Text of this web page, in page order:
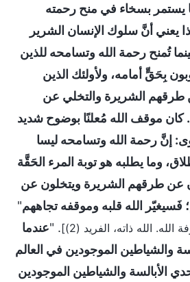
يستمر بسخاء في منح رحمته
يعني أنَّ سلوك الإنسان الشرير
تُمنح رحمة الله وتسامحه للذين
بِحَقٍّ أمامه، ولأولئك الذين
الشريرة والتخلي عن
كان موقف الله مُعلنًا بوضوح شديد
إنَّ رحمة الله وتسامحه ليسا
وما يطلبه هو توبة المرء الحَقَّة
عن طرقهم الشريرة ويتخلون عن
فَسيغيّر الله قلبه وموقفه تجاههم"
. "عندما
والشياطين الموجودين في العالم
الأبالسة والشياطين الموجودين